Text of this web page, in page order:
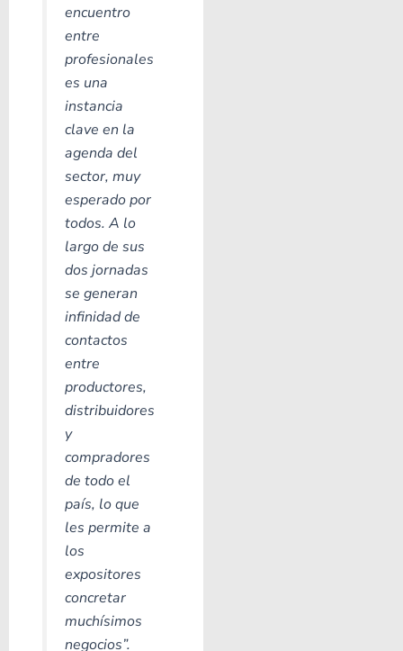
encuentro
entre
profesionales
es una
instancia
clave en la
agenda del
sector, muy
esperado por
todos. A lo
largo de sus
dos jornadas
se generan
infinidad de
contactos
entre
productores,
distribuidores
y
compradores
de todo el
país, lo que
les permite a
los
expositores
concretar
muchísimos
negocios”.